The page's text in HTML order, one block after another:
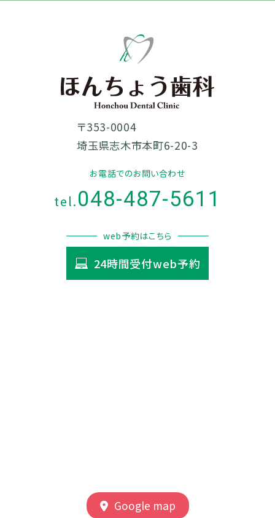
〒353-0004
埼玉県志木市本町6-20-3
お電話でのお問い合わせ
tel.048-487-5611
web予約はこちら
24時間受付web予約
Google map